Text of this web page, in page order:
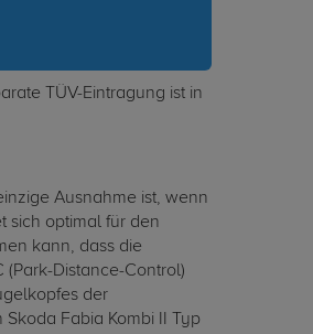
TÜV-Eintragung ist in
Ausnahme ist, wenn
sich optimal für den
kann, dass die
Distance-Control)
der
Fabia Kombi II Typ